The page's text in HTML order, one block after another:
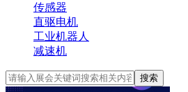
传感器
直驱电机
工业机器人
减速机
搜索